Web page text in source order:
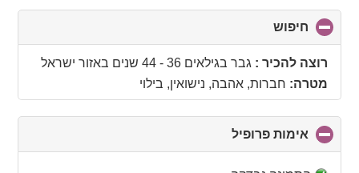
חיפוש
to
collapseרוצה להכיר : גבר בגילאים 36 - 44 שנים באזור ישראל
מטרה: חברות, אהבה, נישואין, בילוי
אימות פרופיל
to